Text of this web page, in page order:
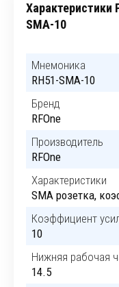
Характеристики
SMA-10
Мнемоника
RH51-SMA-10
Бренд
RFOne
Производитель
RFOne
Характеристики
SMA розетка,
Коэффициент
10
Нижняя рабочая
14.5